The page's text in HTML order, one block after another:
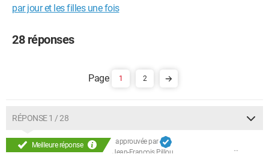
par jour et les filles une fois
28 réponses
1 2
RÉPONSE 1 / 28
Meilleure réponse
approuvée par
Jean-François Pillou